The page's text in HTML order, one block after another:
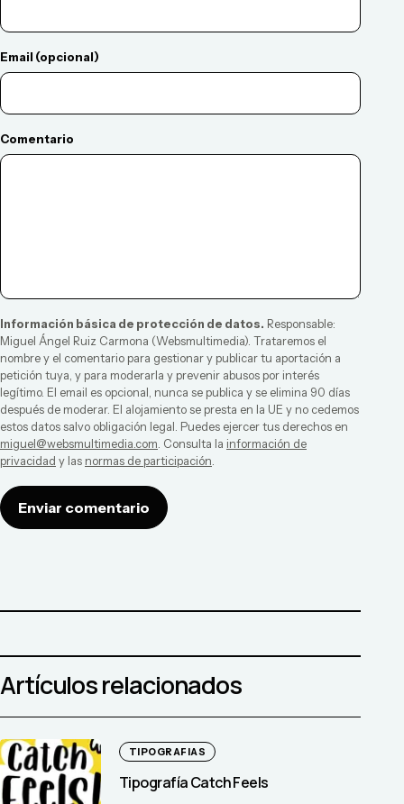
Email (opcional)
Comentario
Información básica de protección de datos. Responsable:
Miguel Ángel Ruiz Carmona (Websmultimedia). Trataremos el
nombre y el comentario para gestionar y publicar tu aportación a
petición tuya, y para moderarla y prevenir abusos por interés
legítimo. El email es opcional, nunca se publica y se elimina 90 días
después de moderar. El alojamiento se presta en la UE y no cedemos
estos datos salvo obligación legal. Puedes ejercer tus derechos en
miguel@websmultimedia.com. Consulta la información de
privacidad y las normas de participación.
Enviar comentario
Artículos relacionados
TIPOGRAFIAS
Tipografía Catch Feels